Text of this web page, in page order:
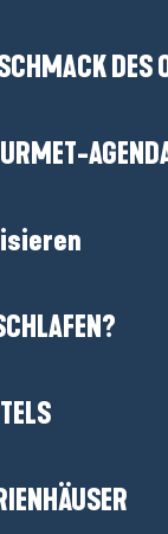
DES